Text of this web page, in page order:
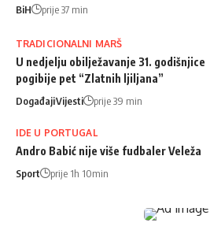
BiH prije 37 min
TRADICIONALNI MARŠ
U nedjelju obilježavanje 31. godišnjice
pogibije pet “Zlatnih ljiljana”
DogađajiVijesti prije 39 min
IDE U PORTUGAL
Andro Babić nije više fudbaler Veleža
Sport prije 1h 10min